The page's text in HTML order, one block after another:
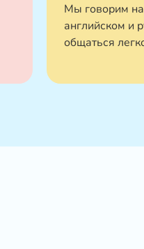
Мы говорим
английском и
общаться